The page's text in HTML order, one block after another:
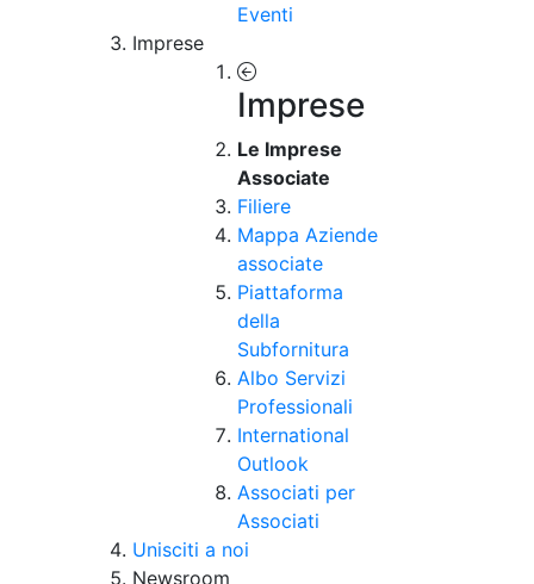
Eventi
Imprese
Imprese
Le Imprese
Associate
Filiere
Mappa Aziende
associate
Piattaforma
della
Subfornitura
Albo Servizi
Professionali
International
Outlook
Associati per
Associati
Unisciti a noi
Newsroom